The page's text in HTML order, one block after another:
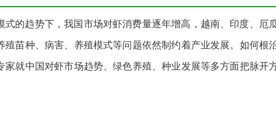
的趋势下，我国市场对虾消费量逐年增高，越南、印度、厄
苗种、病害、养殖模式等问题依然制约着产业发展。如何根
就中国对虾市场趋势、绿色养殖、种业发展等多方面把脉开